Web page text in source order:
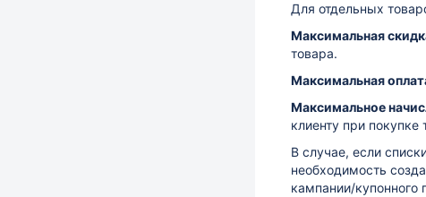
Для отдельных
Максимальная
товара.
Максимальная
Максимальное
клиенту при покупке
В случае, если
необходимость
кампании/купонного